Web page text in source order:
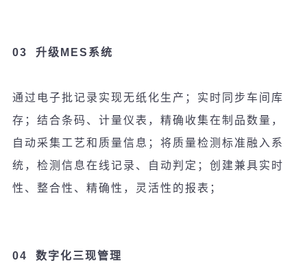
03 升级 MES 系统
通过电子批记录实现无纸化生 产 ； 实时 同步 车间库
存； 结合条码 、 计量仪表，精确收集在制品数量，
自 动采集工 艺和 质量信息；将质量检测标准融入系
统 ， 检测 信息在线记录 、自 动判定； 创 建兼具实时
性、整合性、精确性，灵活性的报表；
04 数字化三现管理